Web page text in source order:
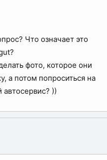
Что означает это
фото, которое они
а потом попроситься на
))